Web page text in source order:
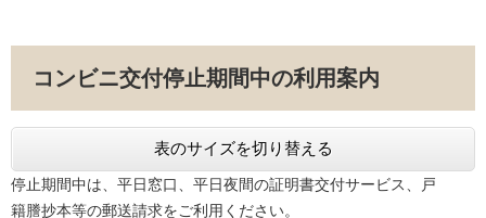
コンビニ交付停止期間中の利用案内
表のサイズを切り替える
停止期間中は、平日窓口、平日夜間の証明書交付サービス、戸
籍謄抄本等の郵送請求をご利用ください。